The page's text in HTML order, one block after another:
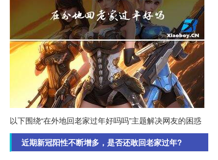
以下围绕“在外地回老家过年好吗吗”主题解决网友的困惑
近期新冠阳性不断增多，是否还敢回老家过年?